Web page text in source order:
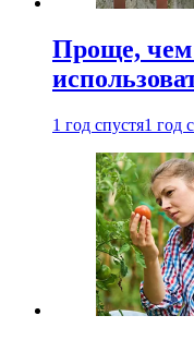
Проще, чем
1 год спустя1 год